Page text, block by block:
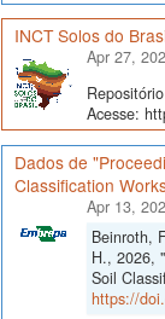
INCT Solos do
Apr 27,
Acesse:
Dados de
Classification
Apr 13,
Beinroth,
H., 2026,
Soil
https://